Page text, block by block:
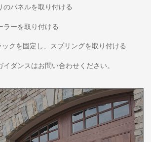
のパネルを取り付ける
ラーを取り付ける
ックを固定し、スプリングを取り付ける
イダンスはお問い合わせください。